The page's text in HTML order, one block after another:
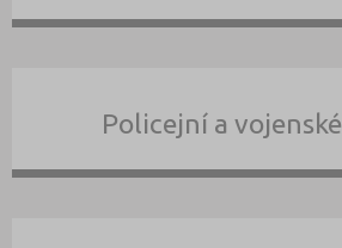
Policejní a vojenské